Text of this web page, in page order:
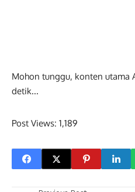
Mohon tunggu, konten utama
detik...
Post Views: 1,189